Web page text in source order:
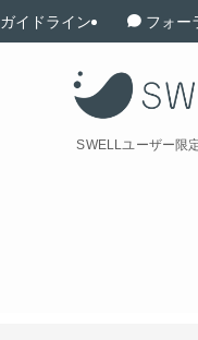
SWELLユーザー限
ガイドライン フォー